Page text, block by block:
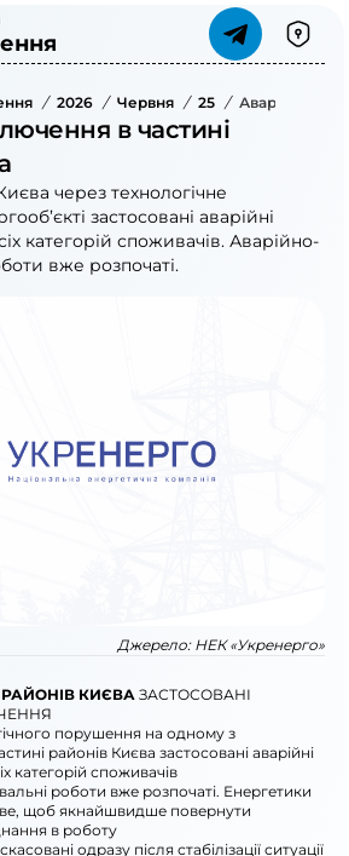
/ 2026 / Червня / 25 / Аварійні
в частині
через технологічне
застосовані аварійні
категорій споживачів. Аварійно-
вже розпочаті.
Джерело: НЕК «Укренерго»
РАЙОНІВ КИЄВА ЗАСТОСОВАНІ
порушення на одному з
районів Києва застосовані аварійні
категорій споживачів
роботи вже розпочаті. Енергетики
щоб якнайшвидше повернути
в роботу
одразу після стабілізації ситуації